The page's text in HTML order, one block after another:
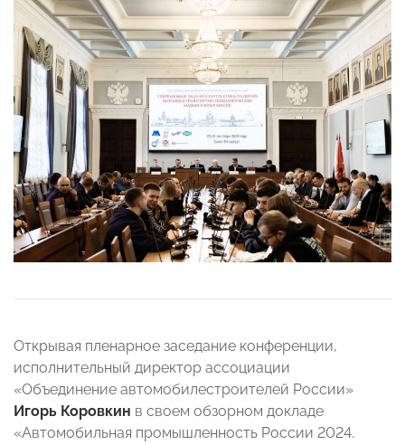
Открывая пленарное заседание конференции,
исполнительный директор ассоциации
«Объединение автомобилестроителей России»
Игорь Коровкин в своем обзорном докладе
«Автомобильная промышленность России 2024.